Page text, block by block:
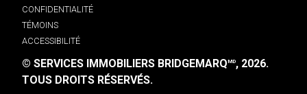
CONFIDENTIALITÉ
TÉMOINS
ACCESSIBILITÉ
© SERVICES IMMOBILIERS BRIDGEMARQMD, 2026.
TOUS DROITS RÉSERVÉS.